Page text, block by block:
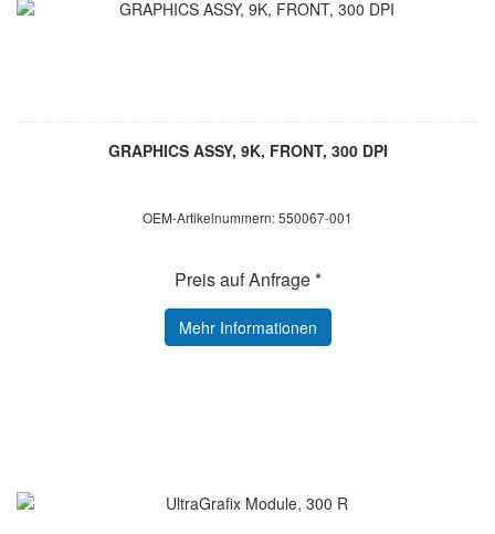
GRAPHICS ASSY, 9K, FRONT, 300 DPI
OEM-Artikelnummern: 550067-001
Preis auf Anfrage *
Mehr Informationen